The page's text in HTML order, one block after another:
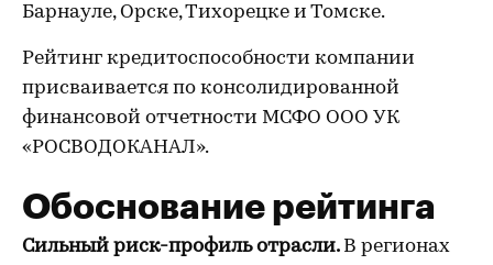
Барнауле, Орске, Тихорецке и Томске.
Рейтинг кредитоспособности компании
присваивается по консолидированной
финансовой отчетности МСФО ООО УК
«РОСВОДОКАНАЛ».
Обоснование рейтинга
Сильный риск-профиль отрасли. В регионах